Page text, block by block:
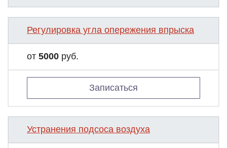
Регулировка угла опережения впрыска
от 5000 руб.
Записаться
Устранения подсоса воздуха